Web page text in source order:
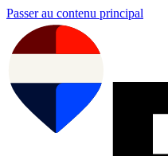
Passer au contenu principal